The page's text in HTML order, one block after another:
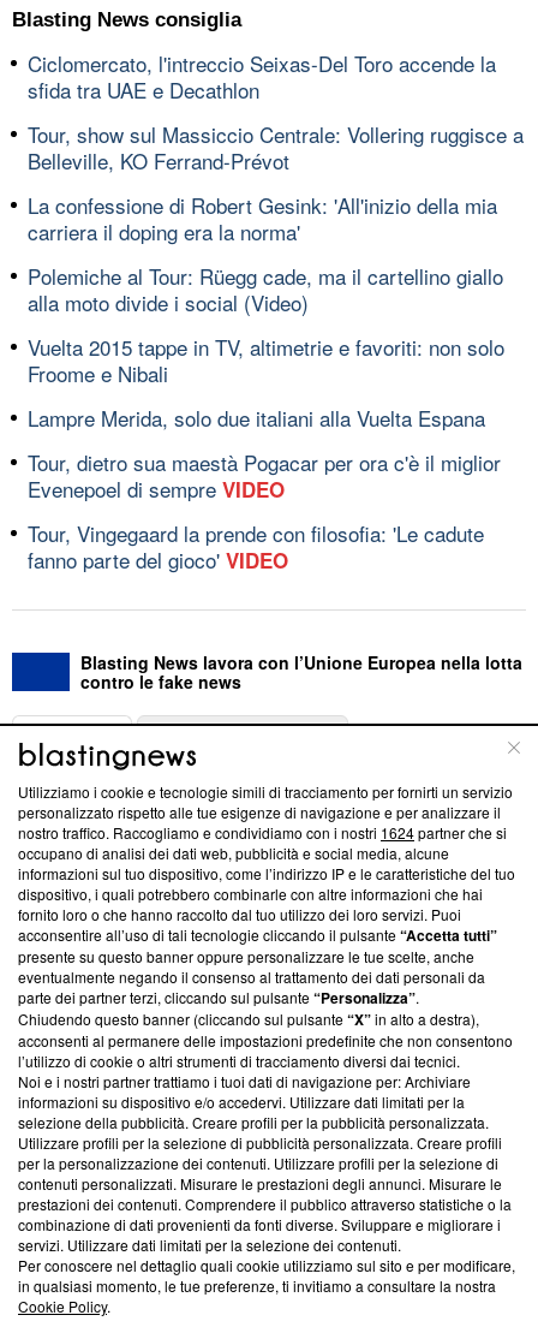
Blasting News consiglia
Ciclomercato, l'intreccio Seixas-Del Toro accende la
sfida tra UAE e Decathlon
Tour, show sul Massiccio Centrale: Vollering ruggisce a
Belleville, KO Ferrand-Prévot
La confessione di Robert Gesink: 'All'inizio della mia
carriera il doping era la norma'
Polemiche al Tour: Rüegg cade, ma il cartellino giallo
alla moto divide i social (Video)
Vuelta 2015 tappe in TV, altimetrie e favoriti: non solo
Froome e Nibali
Lampre Merida, solo due italiani alla Vuelta Espana
Tour, dietro sua maestà Pogacar per ora c'è il miglior
Evenepoel di sempre VIDEO
Tour, Vingegaard la prende con filosofia: 'Le cadute
fanno parte del gioco' VIDEO
Blasting News lavora con l’Unione Europea nella lotta
contro le fake news
ABOUT
Questa sezione offre informazioni trasparenti su Blasting
News, sui nostri processi editoriali e su come ci impegniamo a
creare news di qualità. Inoltre, afferma la nostra aderenza a
‘Trust Project - News with Integrity’Blasting News non è
ancora membro del programma, ma ha richiesto di farne
parte; Trust Project non ha ancora effettuato una verifica di
conformità agli standard.
Su di noi
Team editoriale
Corporate
Redazione
Informativa Privacy
Cookie Policy
Blasting SA, IDI CHE-247.845.224, Via Carlo Frasca, 3 - 6900
Lugano (Svizzera) Tel:+39 0690258937
Utilizziamo i cookie e tecnologie simili di tracciamento per fornirti un servizio
personalizzato rispetto alle tue esigenze di navigazione e per analizzare il
nostro traffico. Raccogliamo e condividiamo con i nostri 1624partner che si
occupano di analisi dei dati web, pubblicità e social media, alcune
informazioni sul tuo dispositivo, come l’indirizzo IP e le caratteristiche del tuo
dispositivo, i quali potrebbero combinarle con altre informazioni che hai
fornito loro o che hanno raccolto dal tuo utilizzo dei loro servizi. Puoi
acconsentire all’uso di tali tecnologie cliccando il pulsante“Accetta tutti”
presente su questo banner oppure personalizzare le tue scelte, anche
eventualmente negando il consenso al trattamento dei dati personali da
parte dei partner terzi, cliccando sul pulsante“Personalizza”.
Chiudendo questo banner (cliccando sul pulsante“X”in alto a destra),
acconsenti al permanere delle impostazioni predefinite che non consentono
l’utilizzo di cookie o altri strumenti di tracciamento diversi dai tecnici.
Noi e i nostri partner trattiamo i tuoi dati di navigazione per: Archiviare
informazioni su dispositivo e/o accedervi. Utilizzare dati limitati per la
selezione della pubblicità. Creare profili per la pubblicità personalizzata.
Utilizzare profili per la selezione di pubblicità personalizzata. Creare profili
per la personalizzazione dei contenuti. Utilizzare profili per la selezione di
contenuti personalizzati. Misurare le prestazioni degli annunci. Misurare le
prestazioni dei contenuti. Comprendere il pubblico attraverso statistiche o la
combinazione di dati provenienti da fonti diverse. Sviluppare e migliorare i
servizi. Utilizzare dati limitati per la selezione dei contenuti.
Per conoscere nel dettaglio quali cookie utilizziamo sul sito e per modificare,
in qualsiasi momento, le tue preferenze, ti invitiamo a consultare la nostra
Cookie Policy.